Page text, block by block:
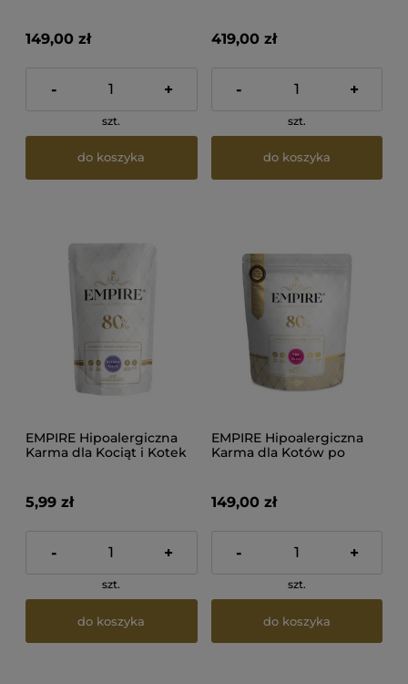
149,00 zł
- +
szt.
do koszyka
419,00 zł
- +
szt.
do koszyka
EMPIRE Hipoalergiczna
Karma dla Kociąt i Kotek
5,99 zł
- +
szt.
do koszyka
EMPIRE Hipoalergiczna
Karma dla Kotów po
149,00 zł
- +
szt.
do koszyka